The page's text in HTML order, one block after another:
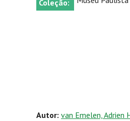
Coleção:
Autor: van Emelen, Adrien